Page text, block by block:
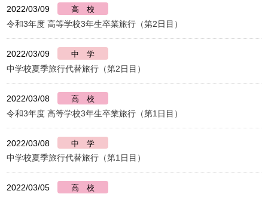
2022/03/09
令和3年度 高等学校3年生卒業旅行（第2日目）
2022/03/09
中学校夏季旅行代替旅行（第2日目）
2022/03/08
令和3年度 高等学校3年生卒業旅行（第1日目）
2022/03/08
中学校夏季旅行代替旅行（第1日目）
2022/03/05